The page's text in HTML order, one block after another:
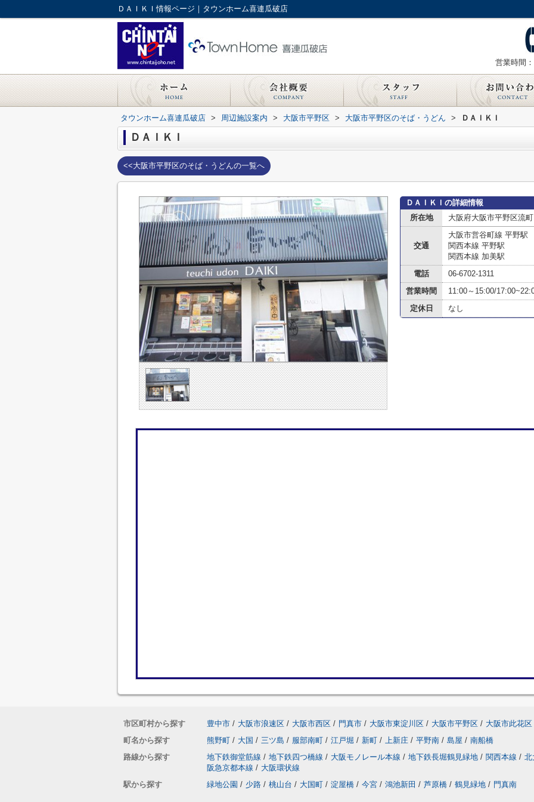
ＤＡＩＫＩ情報ページ｜タウンホーム喜連瓜破店
営業時間
タウンホーム喜連瓜破店 > 周辺施設案内 > 大阪市平野区 > 大阪市平野区のそば・うどん > ＤＡＩＫＩ
ＤＡＩＫＩ
<<大阪市平野区のそば・うどんの一覧へ
ＤＡＩＫＩの詳細情報
所在地
大阪府大阪市平野区流
交通
大阪市営谷町線 平野駅
関西本線 平野駅
関西本線 加美駅
電話
06-6702-1311
営業時間
11:00～15:00/
定休日
なし
市区町村から探す 豊中市 / 大阪市浪速区 / 大阪市西区 / 門真市 / 大阪市東淀川区 / 大阪市平野区 / 大阪市此花区
町名から探す
熊野町 / 大国 / 三ツ島 / 服部南町 / 江戸堀 / 新町 / 上新庄 / 平野南 / 島屋 / 南船橋
路線から探す
地下鉄御堂筋線 / 地下鉄四つ橋線 / 大阪モノレール本線 / 地下鉄長堀鶴見緑地 / 関西本線 / 北
阪急京都本線 / 大阪環状線
駅から探す
緑地公園 / 少路 / 桃山台 / 大国町 / 淀屋橋 / 今宮 / 鴻池新田 / 芦原橋 / 鶴見緑地 / 門真南